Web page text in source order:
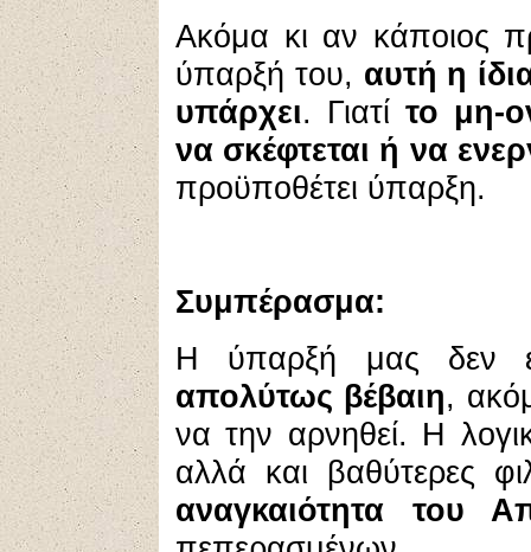
Ακόμα κι αν κάποιος
ύπαρξή του, αυτή η
υπάρχει. Γιατίτο μη-
να σκέφτεται ή να
προϋποθέτει ύπαρξη.
Συμπέρασμα:
Η ύπαρξή μας δεν
απολύτως βέβαιη,
να την αρνηθεί. Η
αλλά και βαθύτερες
αναγκαιότητα του